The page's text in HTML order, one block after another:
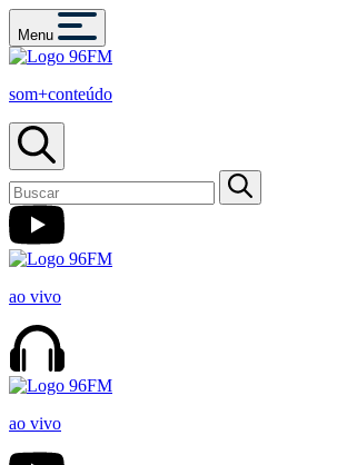
Menu
som+conteúdo
ao vivo
ao vivo